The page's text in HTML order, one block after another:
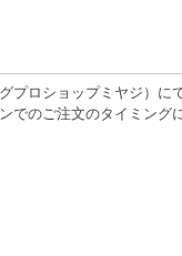
プロショップミヤジ）に
でのご注文のタイミング